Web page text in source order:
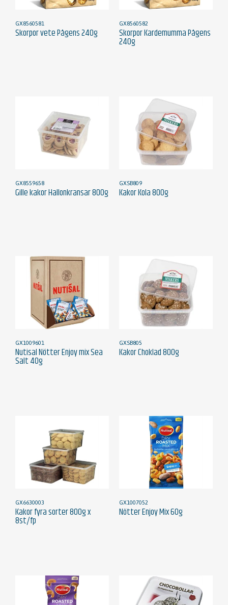
GX8560581
Skorpor vete Pågens 240g
GX8560582
Skorpor Kardemumma Pågens
240g
GX8559658
Gille kakor Hallonkransar 800g
GXSB809
Kakor Kola 800g
GX1009601
Nutisal Nötter Enjoy mix Sea
Salt 40g
GXSB805
Kakor Choklad 800g
GX6630003
Kakor fyra sorter 800g x
8st/fp
GX1007052
Nötter Enjoy Mix 60g